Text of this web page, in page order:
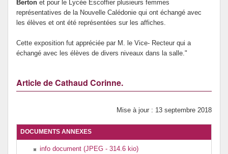
Berton et pour le Lycée Escoffier plusieurs femmes
représentatives de la Nouvelle Calédonie qui ont échangé avec
les élèves et ont été représentées sur les affiches.
Cette exposition fut appréciée par M. le Vice- Recteur qui a
échangé avec les élèves de divers niveaux dans la salle."
Article de Cathaud Corinne.
Mise à jour : 13 septembre 2018
DOCUMENTS ANNEXES
info document (JPEG - 314.6 kio)